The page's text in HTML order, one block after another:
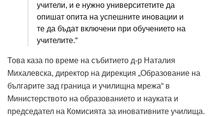
учители, и е нужно университетите да
опишат опита на успешните иновации и
те да бъдат включени при обучението на
учителите.“
Това каза по време на събитието д-р Наталия
Михалевска, директор на дирекция „Образование на
българите зад граница и училищна мрежа“ в
Министерството на образованието и науката и
председател на Комисията за иновативните училища.